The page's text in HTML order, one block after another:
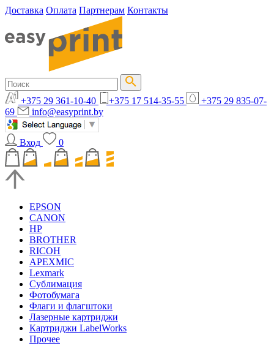
Доставка Оплата Партнерам Контакты
+375 29 361-10-40 +375 17 514-35-55
+375 29 835-07-
69
info@easyprint.by
Вход 0
EPSON
CANON
HP
BROTHER
RICOH
APEXMIC
Lexmark
Сублимация
Фотобумага
Флаги и флагштоки
Лазерные картриджи
Картриджи LabelWorks
Прочее